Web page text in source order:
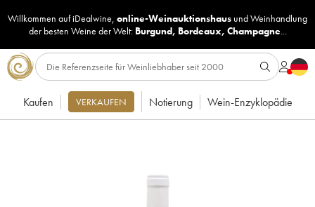
Willkommen auf iDealwine, online-Weinauktionshaus undWeinhandlung
der besten Weine der Welt: Burgund, Bordeaux, Champagne...
Kaufen VERKAUFEN Notierung Wein-Enzyklopädie